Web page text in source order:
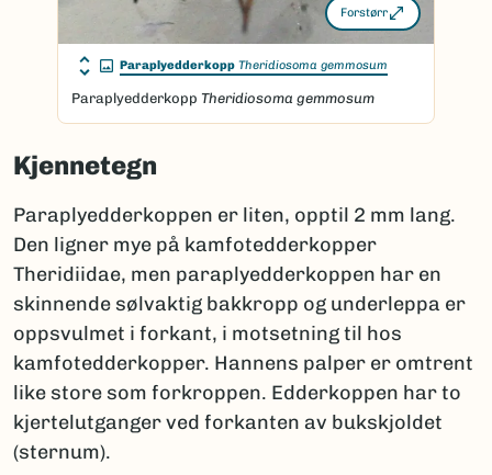
Forstørr
Paraplyedderkopp Theridiosoma gemmosum
Paraplyedderkopp Theridiosoma gemmosum
Kjennetegn
Paraplyedderkoppen er liten, opptil 2 mm lang.
Den ligner mye på kamfotedderkopper
Theridiidae, men paraplyedderkoppen har en
skinnende sølvaktig bakkropp og underleppa er
oppsvulmet i forkant, i motsetning til hos
kamfotedderkopper. Hannens palper er omtrent
like store som forkroppen. Edderkoppen har to
kjertelutganger ved forkanten av bukskjoldet
(sternum).